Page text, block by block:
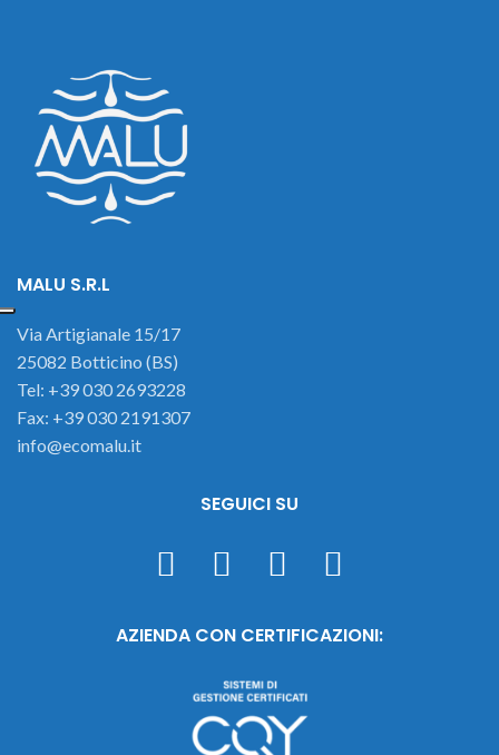
MALU S.R.L
Via Artigianale 15/17
25082 Botticino (BS)
Tel: +39 030 2693228
Fax: +39 030 2191307
info@ecomalu.it
SEGUICI SU
AZIENDA CON CERTIFICAZIONI: